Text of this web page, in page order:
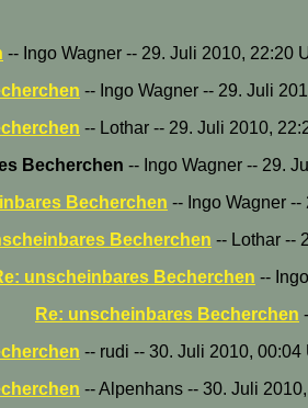
-- Ingo Wagner -- 29. Juli 2010, 22:20
-- Ingo Wagner -- 29. Juli
-- Lothar -- 29. Juli 2010,
Becherchen -- Ingo Wagner -- 29.
Becherchen -- Ingo Wagner
Becherchen -- Lothar --
unscheinbares Becherchen --
Re: unscheinbares Becherchen
-- rudi -- 30. Juli 2010, 00:04
-- Alpenhans -- 30. Juli